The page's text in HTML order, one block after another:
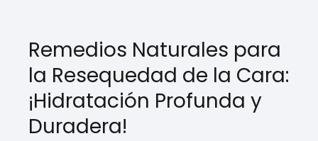
Remedios Naturales para
la Resequedad de la Cara:
¡Hidratación Profunda y
Duradera!